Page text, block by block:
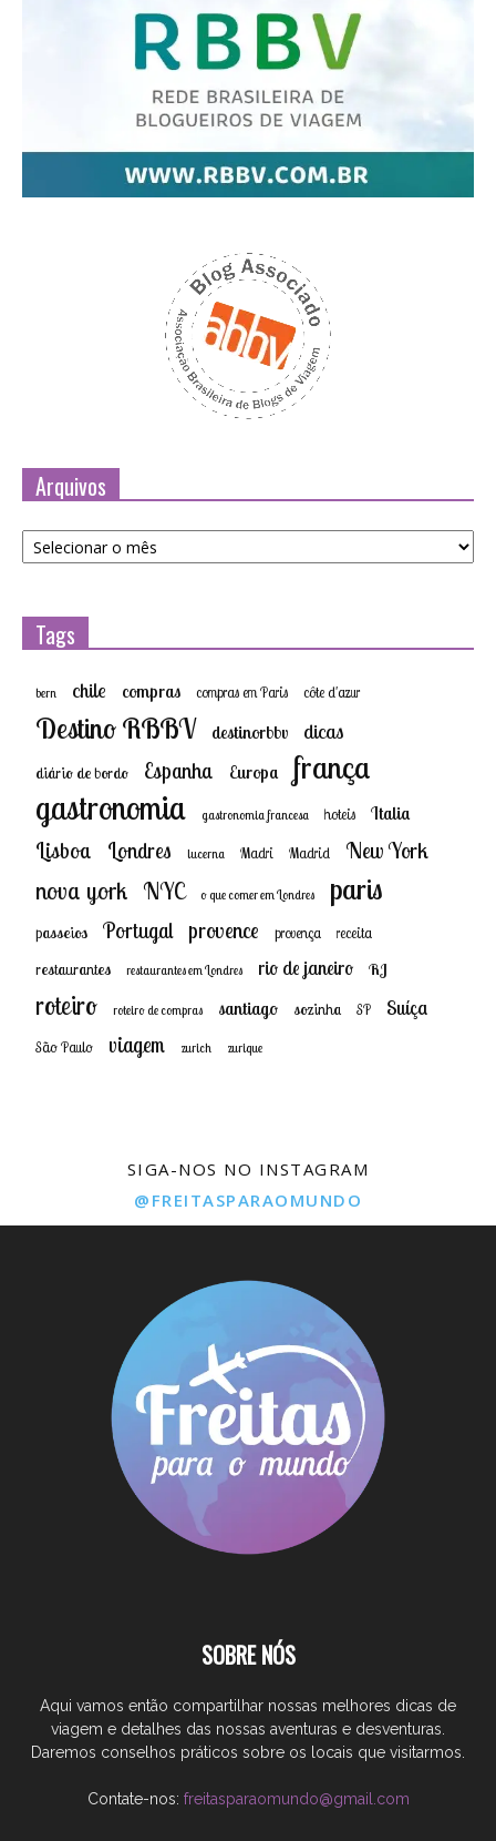
Arquivos
Arquivos
Tags
bern chile compras compras em Paris côte d'azur
Destino RBBV destinorbbv dicas
diário de bordo Espanha Europa frança
gastronomia gastronomia francesa hoteis Italia
Lisboa Londres lucerna Madri Madrid New York
nova york NYC o que comer em Londres paris
passeios Portugal provence provença receita
restaurantes restaurantes em Londres rio de janeiro RJ
roteiro roteiro de compras santiago sozinha SP Suíça
São Paulo viagem zurich zurique
SIGA-NOS NO INSTAGRAM
@FREITASPARAOMUNDO
SOBRE NÓS
Aqui vamos então compartilhar nossas melhores dicas de
viagem e detalhes das nossas aventuras e desventuras.
Daremos conselhos práticos sobre os locais que visitarmos.
Contate-nos: freitasparaomundo@gmail.com